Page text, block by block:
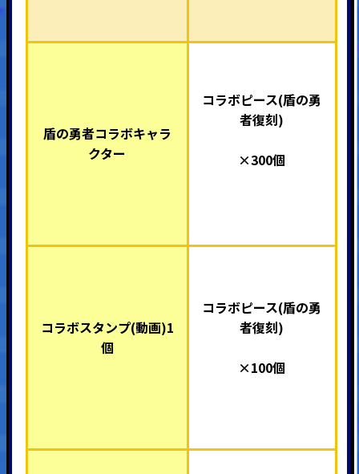
盾の勇者コラボキャラ
クター
コラボピース(盾の勇
者復刻)
×300個
コラボスタンプ(動画)1
個
コラボピース(盾の勇
者復刻)
×100個